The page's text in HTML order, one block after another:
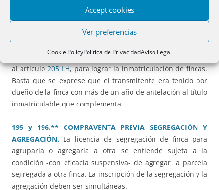
Accept cookies
Ver preferencias
Cookie PolicyPolítica de PrivacidadAviso Legal
la denegación de la inscripción.
194.** INMATRICULACIÓN CON ACTA DE NOTORIEDAD
COMPLEMENTARIA.El acta de notoriedad complementaria
de título público es un documento público apto, conforme
al artículo205 LH, para lograr la inmatriculación de fincas.
Basta que se exprese que el transmitente era tenido por
dueño de la finca con más de un año de antelación al título
inmatriculable que complementa.
195 y 196.** COMPRAVENTA PREVIA SEGREGACIÓN Y
AGREGACIÓN. La licencia de segregación de finca para
agruparla o agregarla a otra se entiende sujeta a la
condición -con eficacia suspensiva- de agregar la parcela
segregada a otra finca. La inscripción de la segregación y la
agregación deben ser simultáneas.